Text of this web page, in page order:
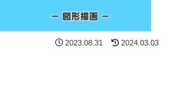
2023.08.31 2024.03.03